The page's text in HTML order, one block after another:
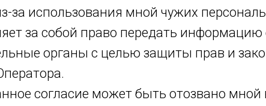
за использования мной чужих
за собой право передать
органы с целью защиты прав и
согласие может быть отозвано